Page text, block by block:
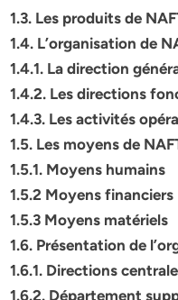
1.3. Les produits de
1.4. L’organisation de
1.4.1. La direction
1.4.2. Les directions
1.4.3. Les activités
1.5. Les moyens de
1.5.1. Moyens humains
1.5.2 Moyens financiers
1.5.3 Moyens matériels
1.6. Présentation de
1.6.1. Directions
1.6.2. Département